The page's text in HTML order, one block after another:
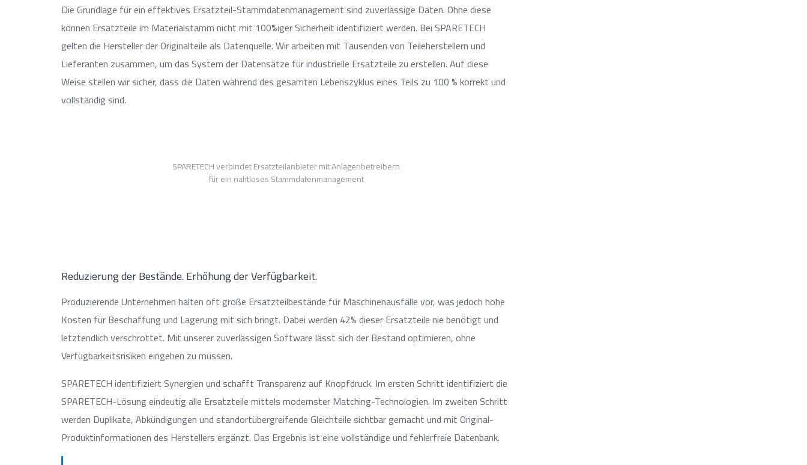
Die Grundlage für ein effektives Ersatzteil-Stammdatenmanagement sind zuverlässige Daten. Ohne diese
können Ersatzteile im Materialstamm nicht mit 100%iger Sicherheit identifiziert werden. Bei SPARETECH
gelten die Hersteller der Originalteile als Datenquelle. Wir arbeiten mit Tausenden von Teileherstellern und
Lieferanten zusammen, um das System der Datensätze für industrielle Ersatzteile zu erstellen. Auf diese
Weise stellen wir sicher, dass die Daten während des gesamten Lebenszyklus eines Teils zu 100 % korrekt und
vollständig sind.
SPARETECH verbindet Ersatzteilanbieter mit Anlagenbetreibern
für ein nahtloses Stammdatenmanagement
Reduzierung der Bestände. Erhöhung der Verfügbarkeit.
Produzierende Unternehmen halten oft große Ersatzteilbestände für Maschinenausfälle vor, was jedoch hohe
Kosten für Beschaffung und Lagerung mit sich bringt. Dabei werden 42% dieser Ersatzteile nie benötigt und
letztendlich verschrottet. Mit unserer zuverlässigen Software lässt sich der Bestand optimieren, ohne
Verfügbarkeitsrisiken eingehen zu müssen.
SPARETECH identifiziert Synergien und schafft Transparenz auf Knopfdruck. Im ersten Schritt identifiziert die
SPARETECH-Lösung eindeutig alle Ersatzteile mittels modernster Matching-Technologien. Im zweiten Schritt
werden Duplikate, Abkündigungen und standortübergreifende Gleichteile sichtbar gemacht und mit Original-
Produktinformationen des Herstellers ergänzt. Das Ergebnis ist eine vollständige und fehlerfreie Datenbank.